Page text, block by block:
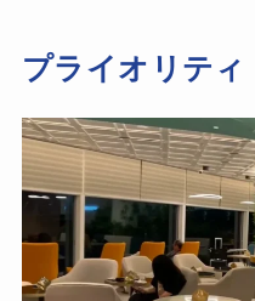
プライオリティ